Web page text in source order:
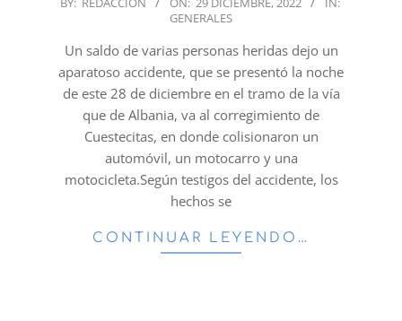
29
GENERALES
Un saldo de varias personas heridas dejo un
aparatoso accidente, que se presentó la noche
de este 28 de diciembre en el tramo de la vía
que de Albania, va al corregimiento de
Cuestecitas, en donde colisionaron un
automóvil, un motocarro y una
motocicleta.Según testigos del accidente, los
hechos se
CONTINUAR LEYENDO…